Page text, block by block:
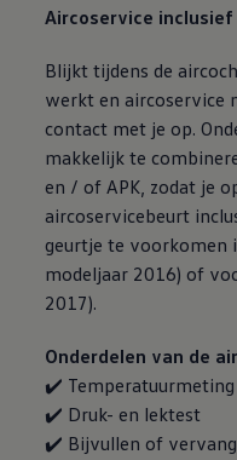
Aircoservice
Blijkt tijdens de
werkt en aircoservice
contact met je op.
makkelijk te
en / of APK, zodat je
aircoservicebeurt
geurtje te voorkomen
modeljaar 2016) of
2017).
Onderdelen van de
✔️ Temperatuurmeting
✔️ Druk- en lektest
✔️ Bijvullen of